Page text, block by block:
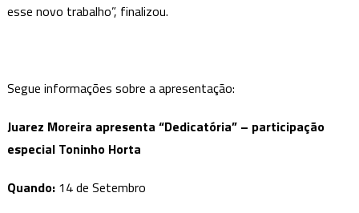
esse novo trabalho”, finalizou.
Segue informações sobre a apresentação:
Juarez Moreira apresenta “Dedicatória” – participação
especial Toninho Horta
Quando:14 de Setembro